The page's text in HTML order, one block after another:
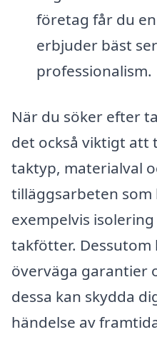
företag får du
erbjuder bäst
professionalism.
När du söker efter
det också viktigt att
taktyp, materialval
tilläggsarbeten som
exempelvis
takfötter.
överväga garantier
dessa kan skydda
händelse av